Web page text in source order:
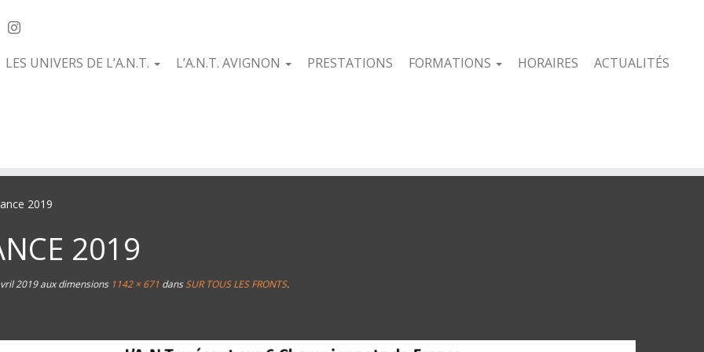
LES UNIVERS DE L’A.N.T. L’A.N.T. AVIGNON PRESTATIONS FORMATIONS HORAIRES
ACTUALITÉS
2019
2019
2019aux dimensions1142 × 671 dansSUR TOUS LES FRONTS.